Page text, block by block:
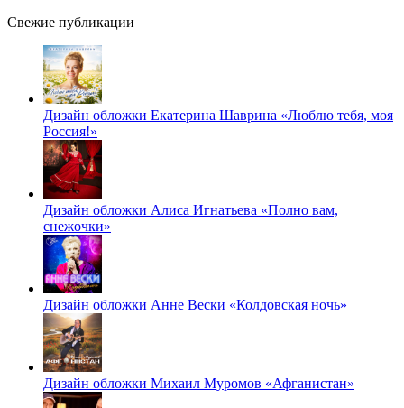
Свежие публикации
Дизайн обложки Екатерина Шаврина «Люблю тебя, моя
Россия!»
Дизайн обложки Алиса Игнатьева «Полно вам,
снежочки»
Дизайн обложки Анне Вески «Колдовская ночь»
Дизайн обложки Михаил Муромов «Афганистан»